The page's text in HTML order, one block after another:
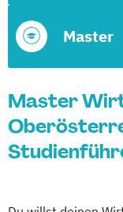
Master
Master